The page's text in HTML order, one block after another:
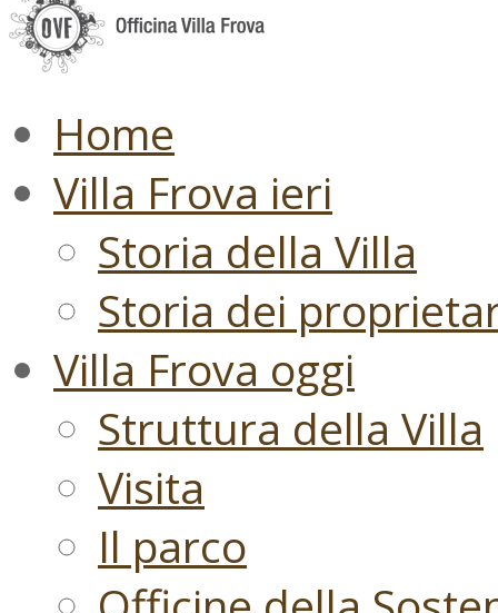
Home
Villa Frova ieri
Storia della Villa
Storia dei
Villa Frova oggi
Struttura della Villa
Visita
Il parco